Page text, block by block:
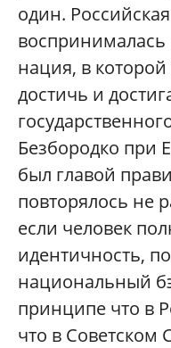
один.
воспринималась
нация, в
достичь и
Безбородко при
был главой
повторялось не
если человек
идентичность,
национальный
принципе что в
что в Советском